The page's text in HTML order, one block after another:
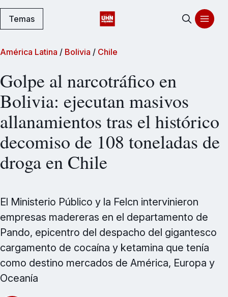
Temas
América Latina / Bolivia / Chile
Golpe al narcotráfico en
Bolivia: ejecutan masivos
allanamientos tras el histórico
decomiso de 108 toneladas de
droga en Chile
El Ministerio Público y la Felcn intervinieron
empresas madereras en el departamento de
Pando, epicentro del despacho del gigantesco
cargamento de cocaína y ketamina que tenía
como destino mercados de América, Europa y
Oceanía